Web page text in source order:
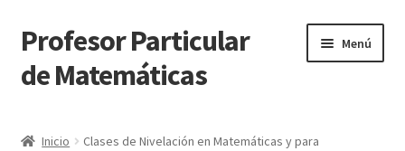
Ir
a
la
Ir
al
contenido
Profesor Particular
de Matemáticas
Menú
Inicio
Clases de Nivelación en Matemáticas y para